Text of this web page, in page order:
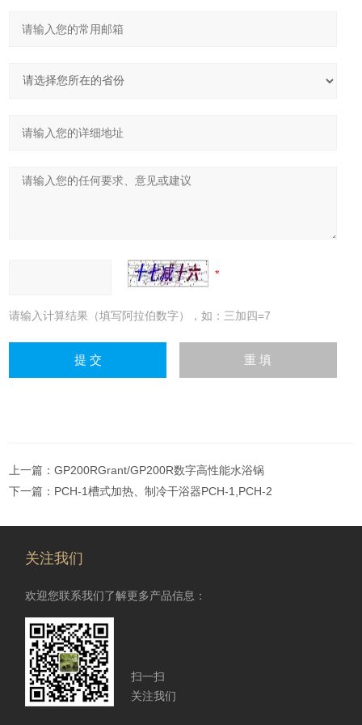
请输入计算结果（填写阿拉伯数字），如：三加四=7
上一篇：GP200RGrant/GP200R数字高性能水浴锅
下一篇： PCH-1槽式加热、制冷干浴器PCH-1,PCH-2
关注我们
欢迎您联系我们了解更多产品信息：
扫一扫
关注我们